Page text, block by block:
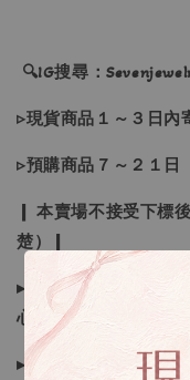
🔍IG搜尋：
▹現貨商品１～３日內
▹預購商品７～２１日
❙ 本賣場不接受下標
楚）❙
▸商品皆由日本、韓國
心購買唷
▸商品收到後有任何問